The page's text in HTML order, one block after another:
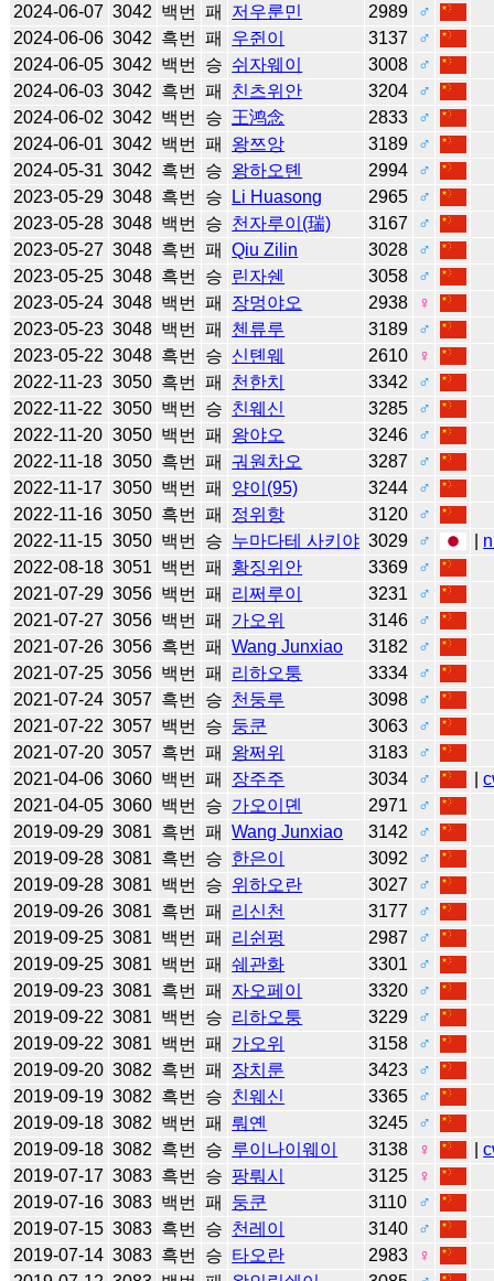
2024-06-07 3042 백번 패 저우룬민 2989
♂
2024-06-06 3042 흑번 패 우쥔이 3137
♂
2024-06-05 3042 백번 승 쉬자웨이 3008
♂
2024-06-03 3042 흑번 패 친츠위안 3204
♂
2024-06-02 3042 백번 승 王鸿念 2833
♂
2024-06-01 3042 백번 패 왕쯔앙 3189
♂
2024-05-31 3042 흑번 승 왕하오톈 2994
♂
2023-05-29 3048 흑번 승 Li Huasong 2965
♂
2023-05-28 3048 백번 승 천자루이(瑞) 3167
♂
2023-05-27 3048 흑번 패 Qiu Zilin 3028
♂
2023-05-25 3048 흑번 승 린자쉔 3058
♂
2023-05-24 3048 백번 패 장멍야오 2938
♀
2023-05-23 3048 백번 패 첸류루 3189
♂
2023-05-22 3048 흑번 승 신톈웨 2610
♀
2022-11-23 3050 흑번 패 천한치 3342
♂
2022-11-22 3050 백번 승 친웨신 3285
♂
2022-11-20 3050 백번 패 왕야오 3246
♂
2022-11-18 3050 흑번 패 궈원차오 3287
♂
2022-11-17 3050 백번 패 양이(95) 3244
♂
2022-11-16 3050 흑번 패 정위항 3120
♂
2022-11-15 3050 백번 승 누마다테 사키야 3029 ♂
2022-08-18 3051 백번 패 황징위안 3369
♂
2021-07-29 3056 백번 패 리쩌루이 3231
♂
2021-07-27 3056 백번 패 가오위 3146
♂
2021-07-26 3056 흑번 패 Wang Junxiao 3182
♂
2021-07-25 3056 백번 패 리하오퉁 3334
♂
2021-07-24 3057 흑번 승 천둥루 3098
♂
2021-07-22 3057 백번 승 둥쿤 3063
♂
2021-07-20 3057 흑번 패 왕쩌위 3183
♂
2021-04-06 3060 백번 패 장주주 3034 ♂ |
2021-04-05 3060 백번 승 가오이뎬 2971
♂
2019-09-29 3081 흑번 패 Wang Junxiao 3142
♂
2019-09-28 3081 흑번 승 한은이 3092
♂
2019-09-28 3081 백번 승 위하오란 3027
♂
2019-09-26 3081 흑번 패 리신천 3177
♂
2019-09-25 3081 백번 패 리쉰펑 2987
♂
2019-09-25 3081 백번 패 쉐관화 3301
♂
2019-09-23 3081 흑번 패 자오페이 3320
♂
2019-09-22 3081 백번 승 리하오퉁 3229
♂
2019-09-22 3081 백번 패 가오위 3158
♂
2019-09-20 3082 흑번 패 장치룬 3423
♂
2019-09-19 3082 흑번 승 친웨신 3365
♂
2019-09-18 3082 백번 패 뤄옌 3245
♂
2019-09-18 3082 흑번 승 루이나이웨이 3138 ♀ |
2019-07-17 3083 흑번 승 팡뤄시 3125
♀
2019-07-16 3083 백번 패 둥쿤 3110
♂
2019-07-15 3083 흑번 승 천레이 3140
♂
2019-07-14 3083 흑번 승 타오란 2983
♀